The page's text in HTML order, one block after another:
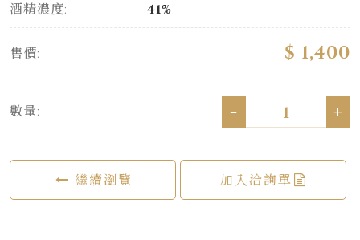
酒精濃度: 41%
售價: $ 1,400
數量: - +
繼續瀏覽 加入洽詢單